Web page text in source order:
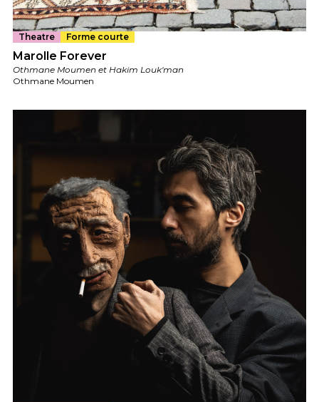
Theatre Forme courte
Marolle Forever
Othmane Moumen et Hakim Louk'man
Othmane Moumen